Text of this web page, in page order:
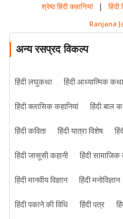
श्रेष्ठ हिंदी कहानियां |
Ranjana
अन्य रसप्रद विकल्प
हिंदी लघुकथा हिंदी आध्यात्मिक कथा
हिंदी क्लासिक कहानियां
हिंदी बाल
हिंदी कविता
हिंदी यात्रा विशेष
हिंदी जासूसी कहानी
हिंदी सामाजिक
हिंदी मानवीय विज्ञान
हिंदी मनोविज्ञान
हिंदी पकाने की विधि
हिंदी पत्र